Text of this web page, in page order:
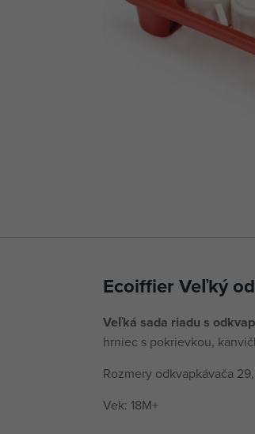
Ecoiffier Veľký
Veľká sada riadu s
hrniec s pokrievkou,
Rozmery odkvapkávača
Vek: 18M+